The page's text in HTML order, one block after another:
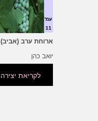
עמ'
11
ארוחת ערב (אביב)
יואב כהן
לקריאת יצירה